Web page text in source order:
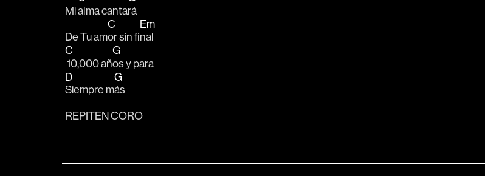
Mi alma cantará
De Tu am
C
or sin fi
Em
nal
C
10,000 añ
G
os y para
D
Siempre m
G
ás
REPITEN CORO